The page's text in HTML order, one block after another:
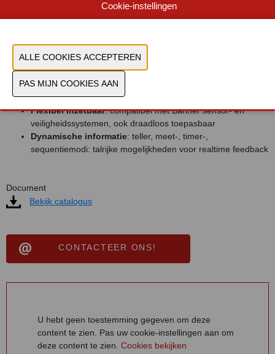
registers; wireless variant werkt met R70-modems
Betaalbaar alternatiefvoor dure HMIs, eenvoudig
uitwisselbaar
Versnelde training: intuïtieve visuele feedback
vereenvoudigt bediening en onboarding
Flexibel inzetbaar: compatibel met Banner sensor- en
veiligheidssystemen, ook draadloos toepasbaar
Dynamische informatie: teller, meet-, timer-,
sequentiemodi: talrijke mogelijkheden voor realtime feedback
Document
Bekijk catalogus
CONTACTEER ONS!
U hebt geen toestemming gegeven om deze
content te zien. Pas uw cookie-instellingen aan om
deze content te zien. Cookies bekijken
Cookie-instellingen